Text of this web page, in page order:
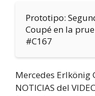
Prototipo:
Coupé en la
#C167
Mercedes Erlkönig
NOTICIAS del